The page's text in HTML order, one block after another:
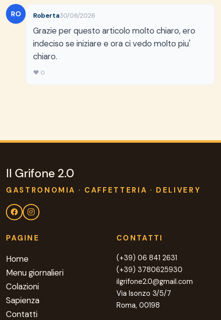
RO Roberta30/06/2026
Grazie per questo articolo molto chiaro, ero
indeciso se iniziare e ora ci vedo molto piu'
chiaro.
♥ 0
Il Grifone 2.0
GASTRONOMIA · CAFFETTERIA · DELIVERY
PAGINE
Home
Menu giornalieri
Colazioni
Sapienza
Contatti
CONTATTI
(+39) 06 841 2631
(+39) 3780625930
ilgrifone2.0@gmail.com
Via Isonzo 3/5/7
Roma, 00198